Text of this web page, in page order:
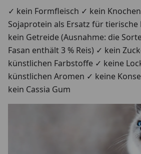
✓ kein Formfleisch ✓ kein
Sojaprotein als Ersatz für
kein Getreide (Ausnahme: die
Fasan enthält 3 % Reis) ✓ kein
künstlichen Farbstoffe ✓ keine
künstlichen Aromen ✓ keine
kein Cassia Gum